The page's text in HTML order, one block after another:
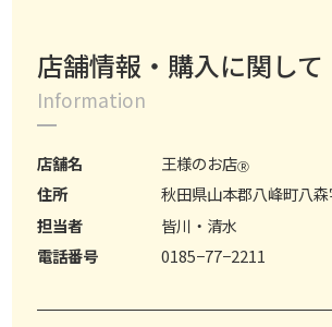
店舗情報・購入に関して
Information
店舗名 王様のお店Ⓡ
住所
秋田県山本郡八峰町八
担当者
皆川・清水
電話番号
0185−77−2211